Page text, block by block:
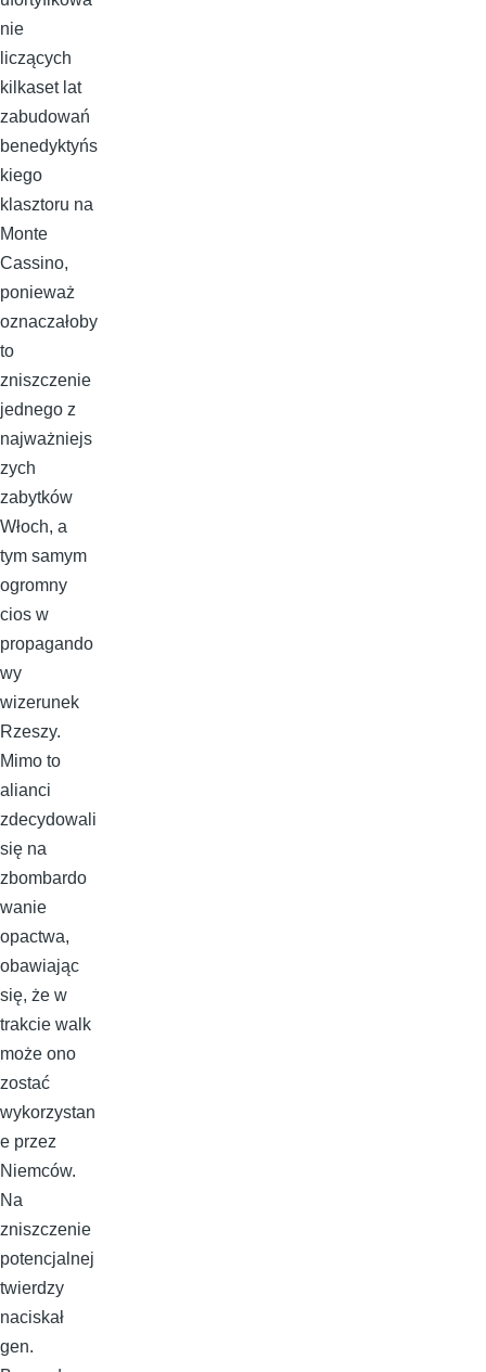
nie
liczących
kilkaset lat
zabudowań
benedyktyńs
kiego
klasztoru na
Monte
Cassino,
ponieważ
oznaczałoby
to
zniszczenie
jednego z
najważniejs
zych
zabytków
Włoch, a
tym samym
ogromny
cios w
propagando
wy
wizerunek
Rzeszy.
Mimo to
alianci
zdecydowali
się na
zbombardo
wanie
opactwa,
obawiając
się, że w
trakcie walk
może ono
zostać
wykorzystan
e przez
Niemców.
Na
zniszczenie
potencjalnej
twierdzy
naciskał
gen.